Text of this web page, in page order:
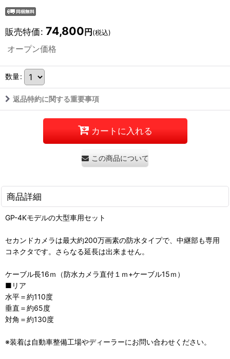
販売特価: 74,800円(税込)
オープン価格
数量:
返品特約に関する重要事項
カートに入れる
この商品について問い合わせる
商品詳細
GP-4Kモデルの大型車用セット
セカンドカメラは最大約200万画素の防水タイプで、中継部も専用
コネクタです。さらなる延長は出来ません。
ケーブル長16ｍ（防水カメラ直付１ｍ+ケーブル15ｍ）
■リア
水平＝約110度
垂直＝約65度
対角＝約130度
※装着は自動車整備工場やディーラーにお問い合わせください。